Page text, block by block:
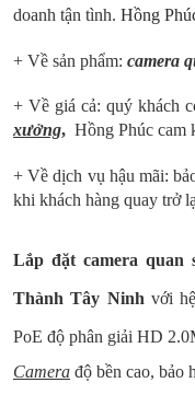
doanh tận tình. Hồng
+ Về sản phẩm: camera
+ Về giá cả: quý khách
xưởng, Hồng Phúc cam
+ Về dịch vụ hậu mãi:
khi khách hàng quay trở
Lắp đặt camera quan
Thành Tây Ninh với
PoE độ phân giải HD
Camera độ bền cao, bảo